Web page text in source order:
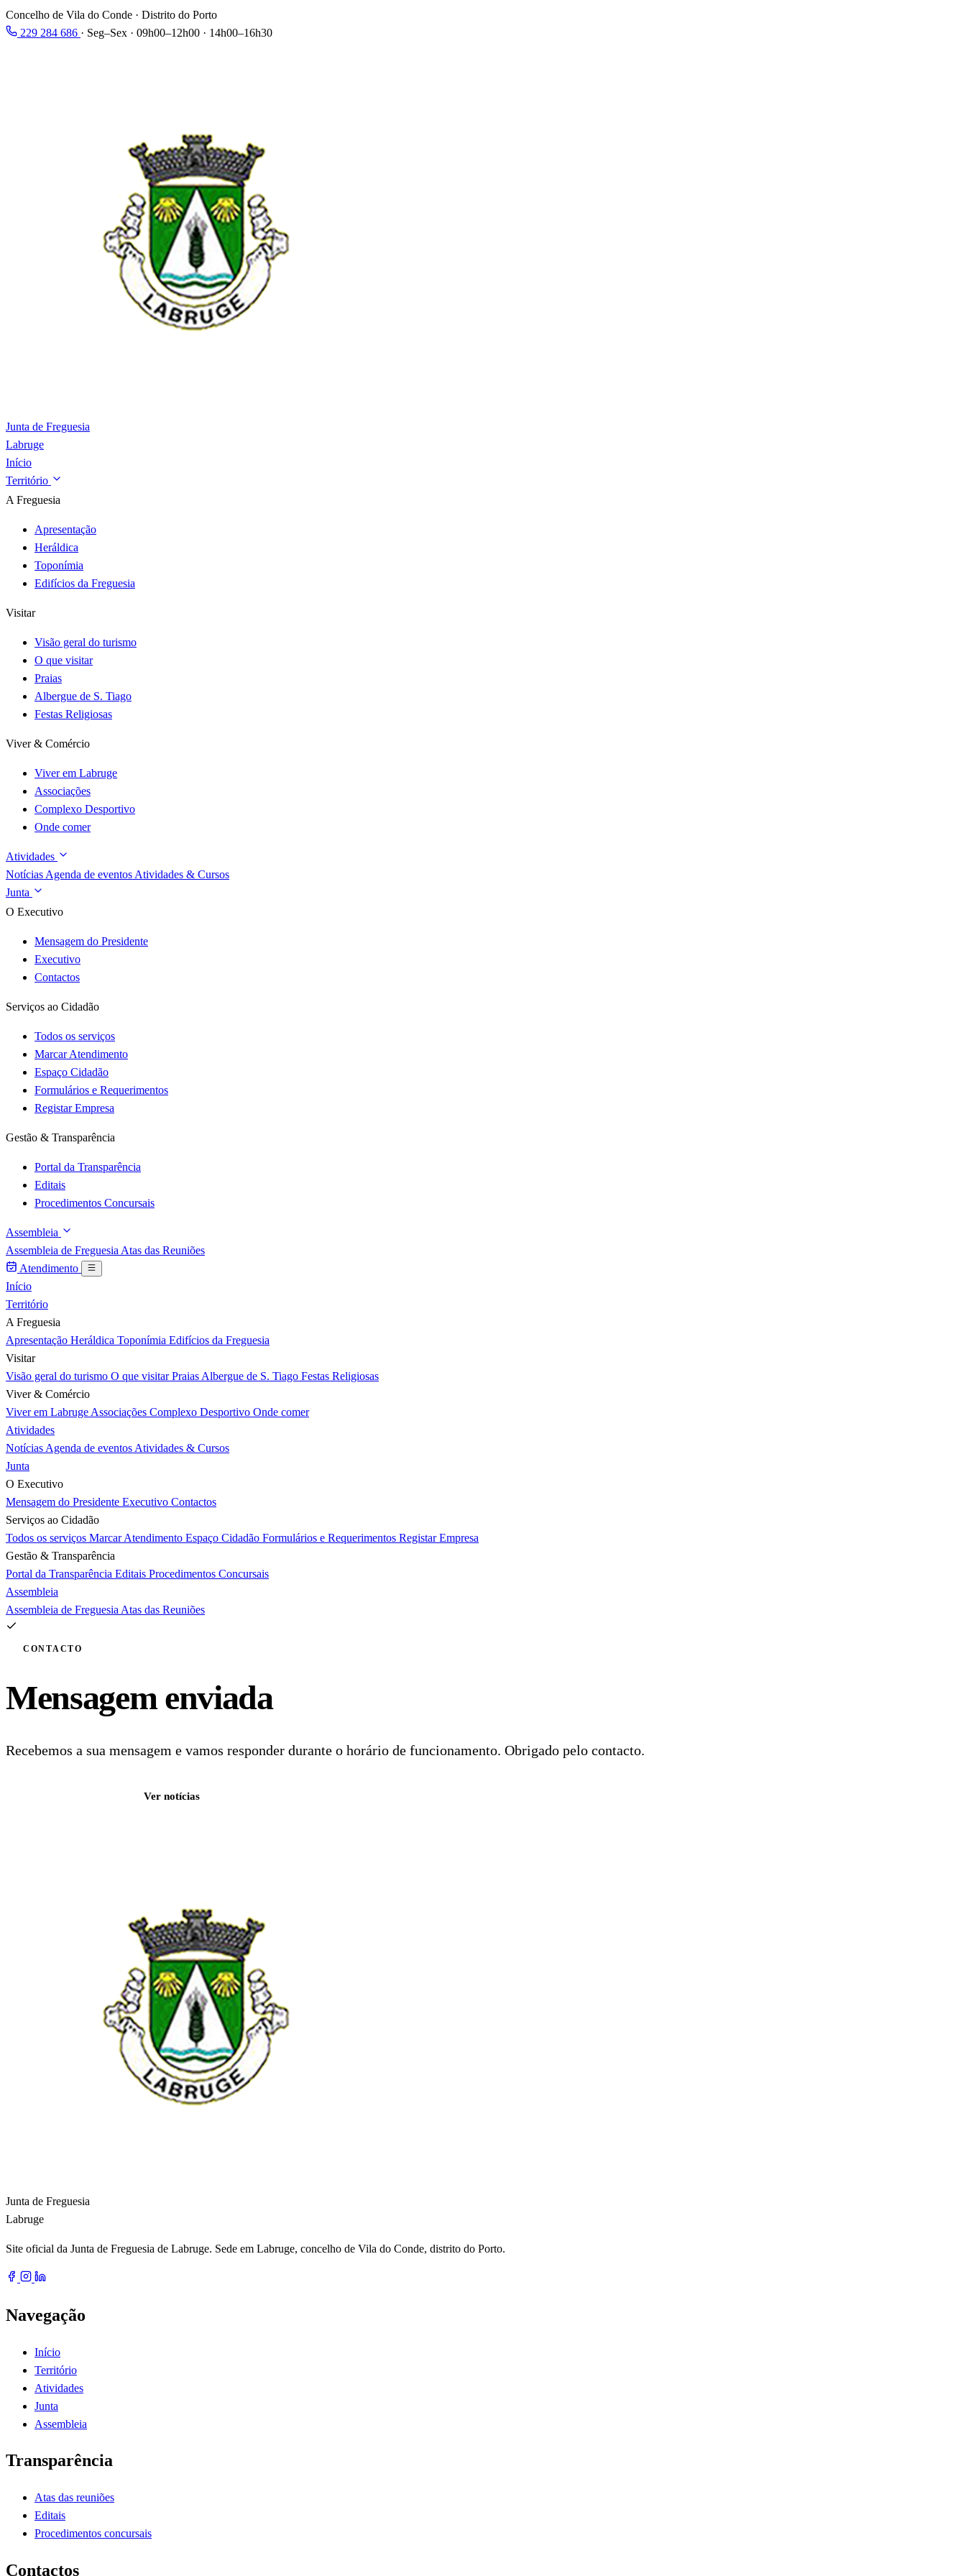
Concelho de Vila do Conde · Distrito do Porto
229 284 686 · Seg–Sex · 09h00–12h00 · 14h00–16h30
Junta de Freguesia
Labruge
Início
Território
A Freguesia
Apresentação
Heráldica
Toponímia
Edifícios da Freguesia
Visitar
Visão geral do turismo
O que visitar
Praias
Albergue de S. Tiago
Festas Religiosas
Viver & Comércio
Viver em Labruge
Associações
Complexo Desportivo
Onde comer
Atividades
Notícias Agenda de eventos Atividades & Cursos
Junta
O Executivo
Mensagem do Presidente
Executivo
Contactos
Serviços ao Cidadão
Todos os serviços
Marcar Atendimento
Espaço Cidadão
Formulários e Requerimentos
Registar Empresa
Gestão & Transparência
Portal da Transparência
Editais
Procedimentos Concursais
Assembleia
Assembleia de Freguesia Atas das Reuniões
Atendimento
Início
Território
A Freguesia
Apresentação Heráldica Toponímia Edifícios da Freguesia
Visitar
Visão geral do turismo O que visitarPraias Albergue de S. Tiago Festas Religiosas
Viver & Comércio
Viver em Labruge Associações Complexo Desportivo Onde comer
Atividades
Notícias Agenda de eventos Atividades & Cursos
Junta
O Executivo
Mensagem do Presidente Executivo Contactos
Serviços ao Cidadão
Todos os serviços Marcar Atendimento Espaço Cidadão Formulários e Requerimentos Registar Empresa
Gestão & Transparência
Portal da Transparência Editais Procedimentos Concursais
Assembleia
Assembleia de Freguesia Atas das Reuniões
CONTACTO
Mensagem enviada
Recebemos a sua mensagem e vamos responder durante o horário de funcionamento. Obrigado pelo contacto.
Ver notícias
Junta de Freguesia
Labruge
Site oficial da Junta de Freguesia de Labruge. Sede em Labruge, concelho de Vila do Conde, distrito do Porto.
Navegação
Início
Território
Atividades
Junta
Assembleia
Transparência
Atas das reuniões
Editais
Procedimentos concursais
Contactos